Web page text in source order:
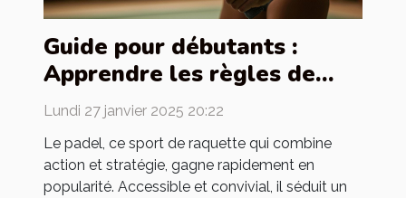
Guide pour débutants :
Apprendre les règles de
base du padel
Lundi 27 janvier 2025 20:22
Le padel, ce sport de raquette qui combine
action et stratégie, gagne rapidement en
popularité. Accessible et convivial, il séduit un